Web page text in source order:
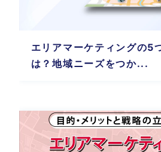
エリアマーケティングの5
は？地域ニーズをつか...